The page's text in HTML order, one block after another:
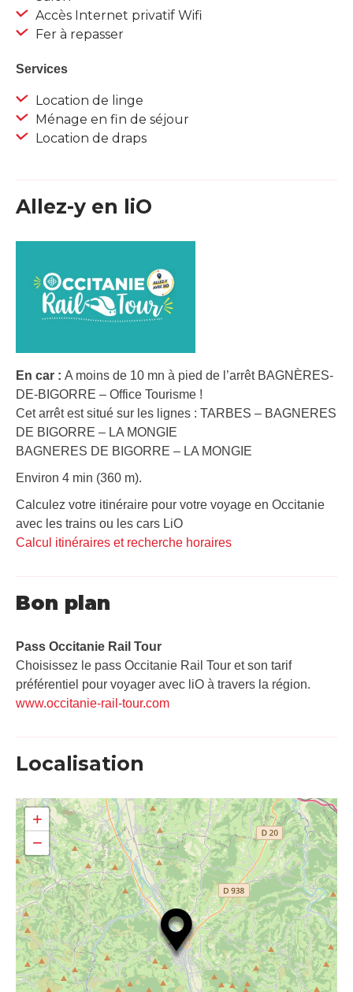
Accès Internet privatif Wifi
Fer à repasser
Services
Location de linge
Ménage en fin de séjour
Location de draps
Allez-y en liO
En car : A moins de 10 mn à pied de l’arrêt BAGNÈRES-
DE-BIGORRE – Office Tourisme !
Cet arrêt est situé sur les lignes : TARBES – BAGNERES
DE BIGORRE – LA MONGIE
BAGNERES DE BIGORRE – LA MONGIE
Environ 4 min (360 m).
Calculez votre itinéraire pour votre voyage en Occitanie
avec les trains ou les cars LiO
Calcul itinéraires et recherche horaires
Bon plan
Pass Occitanie Rail Tour​
Choisissez le pass Occitanie Rail Tour et son tarif
préférentiel pour voyager avec liO à travers la région.
www.occitanie-rail-tour.com
Localisation
+
−